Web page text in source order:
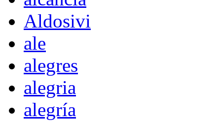
Aldosivi
ale
alegres
alegria
alegría